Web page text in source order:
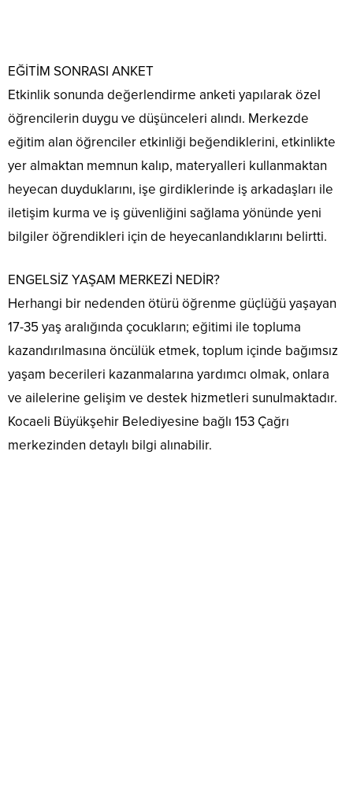
EĞİTİM SONRASI ANKET
Etkinlik sonunda değerlendirme anketi yapılarak özel
öğrencilerin duygu ve düşünceleri alındı. Merkezde
eğitim alan öğrenciler etkinliği beğendiklerini, etkinlikte
yer almaktan memnun kalıp, materyalleri kullanmaktan
heyecan duyduklarını, işe girdiklerinde iş arkadaşları ile
iletişim kurma ve iş güvenliğini sağlama yönünde yeni
bilgiler öğrendikleri için de heyecanlandıklarını belirtti.
ENGELSİZ YAŞAM MERKEZİ NEDİR?
Herhangi bir nedenden ötürü öğrenme güçlüğü yaşayan
17-35 yaş aralığında çocukların; eğitimi ile topluma
kazandırılmasına öncülük etmek, toplum içinde bağımsız
yaşam becerileri kazanmalarına yardımcı olmak, onlara
ve ailelerine gelişim ve destek hizmetleri sunulmaktadır.
Kocaeli Büyükşehir Belediyesine bağlı 153 Çağrı
merkezinden detaylı bilgi alınabilir.